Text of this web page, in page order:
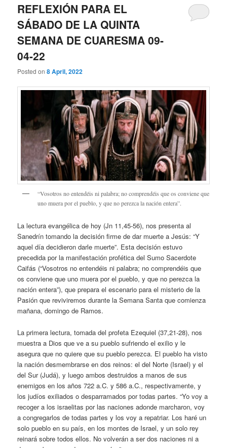
REFLEXIÓN PARA EL
SÁBADO DE LA QUINTA
SEMANA DE CUARESMA 09-
04-22
Posted on8 April, 2022
“Vosotros no entendéis ni palabra; no comprendéis que os conviene que
uno muera por el pueblo, y que no perezca la nación entera”.
La lectura evangélica de hoy (Jn 11,45-56), nos presenta al
Sanedrín tomando la decisión firme de dar muerte a Jesús: “Y
aquel día decidieron darle muerte”. Esta decisión estuvo
precedida por la manifestación profética del Sumo Sacerdote
Caifás (“Vosotros no entendéis ni palabra; no comprendéis que
os conviene que uno muera por el pueblo, y que no perezca la
nación entera”), que prepara el escenario para el misterio de la
Pasión que reviviremos durante la Semana Santa que comienza
mañana, domingo de Ramos.
La primera lectura, tomada del profeta Ezequiel (37,21-28), nos
muestra a Dios que ve a su pueblo sufriendo el exilio y le
asegura que no quiere que su pueblo perezca. El pueblo ha visto
la nación desmembrarse en dos reinos: el del Norte (Israel) y el
del Sur (Judá), y luego ambos destruidos a manos de sus
enemigos en los años 722 a.C. y 586 a.C., respectivamente, y
los judíos exiliados o desparramados por todas partes. “Yo voy a
recoger a los israelitas por las naciones adonde marcharon, voy
a congregarlos de todas partes y los voy a repatriar. Los haré un
solo pueblo en su país, en los montes de Israel, y un solo rey
reinará sobre todos ellos. No volverán a ser dos naciones ni a